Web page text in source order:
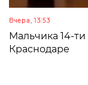
Вчера, 13:53
Мальчика 14-
Краснодаре